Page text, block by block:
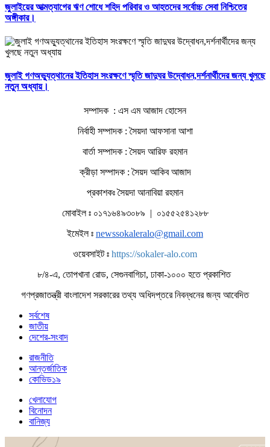
জুলাইয়ের আত্মত্যাগের ঋণ শোধে শহিদ পরিবার ও আহতদের সর্বোচ্চ সেবা নিশ্চিতের
অঙ্গীকার।
জুলাই গণঅভ্যুত্থানের ইতিহাস সংরক্ষণে স্মৃতি জাদুঘর উদ্বোধন,দর্শনার্থীদের জন্য খুলছে
নতুন অধ্যায়।
সম্পাদক : এস এম আজাদ হোসেন
নির্বাহী সম্পাদক : সৈয়দা আফসানা আশা
বার্তা সম্পাদক : সৈয়দ আরিফ রহমান
ক্রীড়া সম্পাদক : সৈয়দ আকিব আজাদ
প্রকাশকঃ সৈয়দা আনাবিয়া রহমান
মোবাইল ঃ ০১৭১৬৪৯৩০৮৯ | ০১৫৫২৫৪১২৮৮
ইমেইল ঃ newssokaleralo@gmail.com
ওয়েবসাইট ঃ https://sokaler-alo.com
৮/৪-এ, তোপখানা রোড, সেগুনবাগিচা, ঢাকা-১০০০ হতে প্রকাশিত
গণপ্রজাতন্ত্রী বাংলাদেশ সরকারের তথ্য অধিদপ্তরে নিবন্ধনের জন্য আবেদিত
সর্বশেষ
জাতীয়
দেশের-সংবাদ
রাজনীতি
আন্তর্জাতিক
কোভিড১৯
খেলাযোগ
বিনোদন
বানিজ্য